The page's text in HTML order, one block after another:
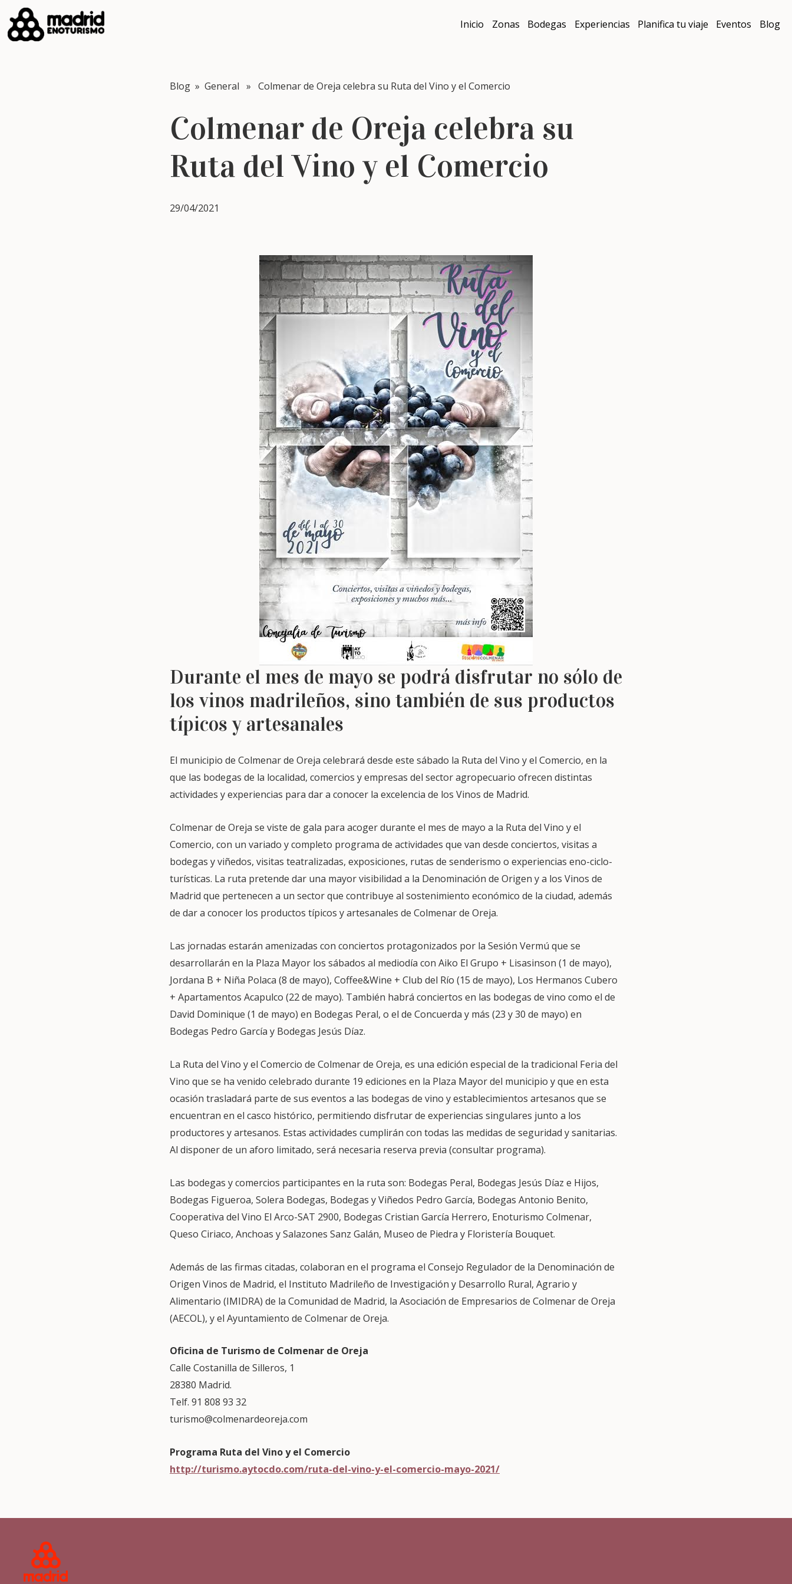
Inicio Zonas Bodegas Experiencias Planifica tu viaje Eventos Blog
Blog » General » Colmenar de Oreja celebra su Ruta del Vino y el Comercio
Colmenar de Oreja celebra su
Ruta del Vino y el Comercio
29/04/2021
Durante el mes de mayo se podrá disfrutar no sólo de
los vinos madrileños, sino también de sus productos
típicos y artesanales
El municipio de Colmenar de Oreja celebrará desde este sábado la Ruta del Vino y el Comercio, en la
que las bodegas de la localidad, comercios y empresas del sector agropecuario ofrecen distintas
actividades y experiencias para dar a conocer la excelencia de los Vinos de Madrid.
Colmenar de Oreja se viste de gala para acoger durante el mes de mayo a la Ruta del Vino y el
Comercio, con un variado y completo programa de actividades que van desde conciertos, visitas a
bodegas y viñedos, visitas teatralizadas, exposiciones, rutas de senderismo o experiencias eno-ciclo-
turísticas. La ruta pretende dar una mayor visibilidad a la Denominación de Origen y a los Vinos de
Madrid que pertenecen a un sector que contribuye al sostenimiento económico de la ciudad, además
de dar a conocer los productos típicos y artesanales de Colmenar de Oreja.
Las jornadas estarán amenizadas con conciertos protagonizados por la Sesión Vermú que se
desarrollarán en la Plaza Mayor los sábados al mediodía con Aiko El Grupo + Lisasinson (1 de mayo),
Jordana B + Niña Polaca (8 de mayo), Coffee&Wine + Club del Río (15 de mayo), Los Hermanos Cubero
+ Apartamentos Acapulco (22 de mayo). También habrá conciertos en las bodegas de vino como el de
David Dominique (1 de mayo) en Bodegas Peral, o el de Concuerda y más (23 y 30 de mayo) en
Bodegas Pedro García y Bodegas Jesús Díaz.
La Ruta del Vino y el Comercio de Colmenar de Oreja, es una edición especial de la tradicional Feria del
Vino que se ha venido celebrado durante 19 ediciones en la Plaza Mayor del municipio y que en esta
ocasión trasladará parte de sus eventos a las bodegas de vino y establecimientos artesanos que se
encuentran en el casco histórico, permitiendo disfrutar de experiencias singulares junto a los
productores y artesanos. Estas actividades cumplirán con todas las medidas de seguridad y sanitarias.
Al disponer de un aforo limitado, será necesaria reserva previa (consultar programa).
Las bodegas y comercios participantes en la ruta son: Bodegas Peral, Bodegas Jesús Díaz e Hijos,
Bodegas Figueroa, Solera Bodegas, Bodegas y Viñedos Pedro García, Bodegas Antonio Benito,
Cooperativa del Vino El Arco-SAT 2900, Bodegas Cristian García Herrero, Enoturismo Colmenar,
Queso Ciriaco, Anchoas y Salazones Sanz Galán, Museo de Piedra y Floristería Bouquet.
Además de las firmas citadas, colaboran en el programa el Consejo Regulador de la Denominación de
Origen Vinos de Madrid, el Instituto Madrileño de Investigación y Desarrollo Rural, Agrario y
Alimentario (IMIDRA) de la Comunidad de Madrid, la Asociación de Empresarios de Colmenar de Oreja
(AECOL), y el Ayuntamiento de Colmenar de Oreja.
Oficina de Turismo de Colmenar de Oreja
Calle Costanilla de Silleros, 1
28380 Madrid.
Telf. 91 808 93 32
turismo@colmenardeoreja.com
Programa Ruta del Vino y el Comercio
http://turismo.aytocdo.com/ruta-del-vino-y-el-comercio-mayo-2021/